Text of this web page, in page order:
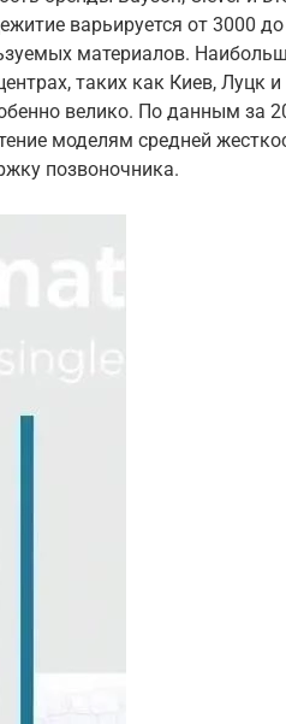
варьируется от 3000
материалов.
таких как Киев, Луцк
велико. По данным за
моделям средней
позвоночника.